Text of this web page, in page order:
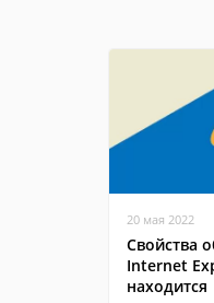
20 мая 2022
Свойства
Internet
находится